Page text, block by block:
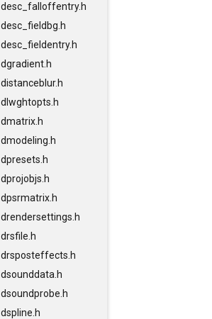
desc_falloffentry.h
desc_fieldbg.h
desc_fieldentry.h
dgradient.h
distanceblur.h
dlwghtopts.h
dmatrix.h
dmodeling.h
dpresets.h
dprojobjs.h
dpsrmatrix.h
drendersettings.h
drsfile.h
drsposteffects.h
dsounddata.h
dsoundprobe.h
dspline.h